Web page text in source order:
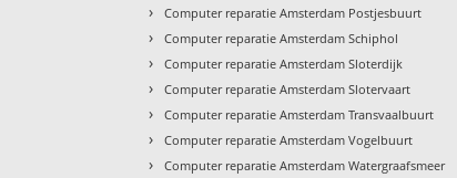
› Computer reparatie Amsterdam Postjesbuurt
› Computer reparatie Amsterdam Schiphol
› Computer reparatie Amsterdam Sloterdijk
› Computer reparatie Amsterdam Slotervaart
› Computer reparatie Amsterdam Transvaalbuurt
› Computer reparatie Amsterdam Vogelbuurt
› Computer reparatie Amsterdam Watergraafsmeer